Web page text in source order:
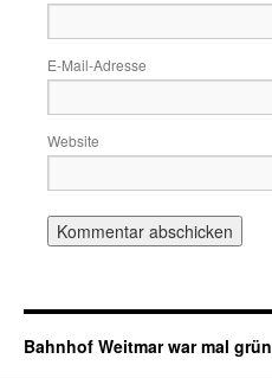
E-Mail-Adresse
Website
Bahnhof Weitmar war mal grün